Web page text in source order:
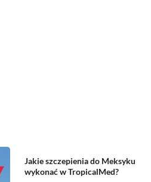
Jakie szczepienia do Meksyku
wykonać w TropicalMed?